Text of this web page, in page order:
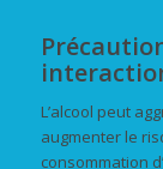
L’alcool peut
augmenter le
consommation